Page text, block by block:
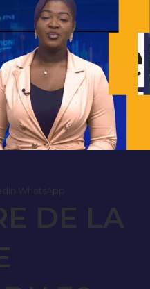
DE LA